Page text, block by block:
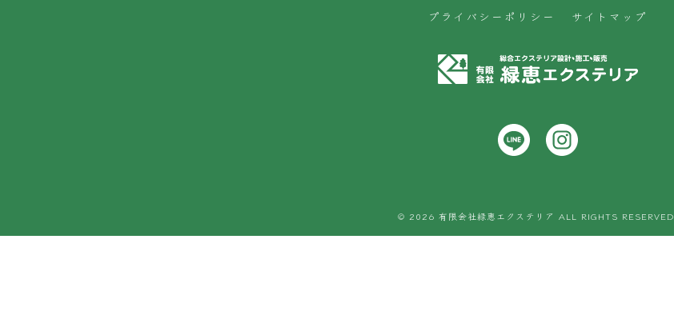
プライバシーポリシー
サイトマップ
© 2026 有限会社緑恵エクステリア ALL RIGHTS RESERVED.